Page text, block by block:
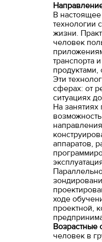
В
технологии
жизни.
человек
транспорта
продуктами,
Эти
сферах: от
ситуациях
На
аппаратов,
ходе
проектной,
Возрастные
человек в